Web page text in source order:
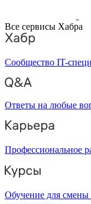
Все сервисы Хабра
Сообщество IT-
Ответы на любые
Профессиональное
Обучение для смены